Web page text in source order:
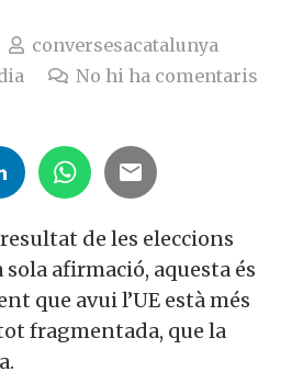
conversesacatalunya
No hi ha comentaris
de les eleccions
afirmació, aquesta és
que avui l’UE està més
fragmentada, que la